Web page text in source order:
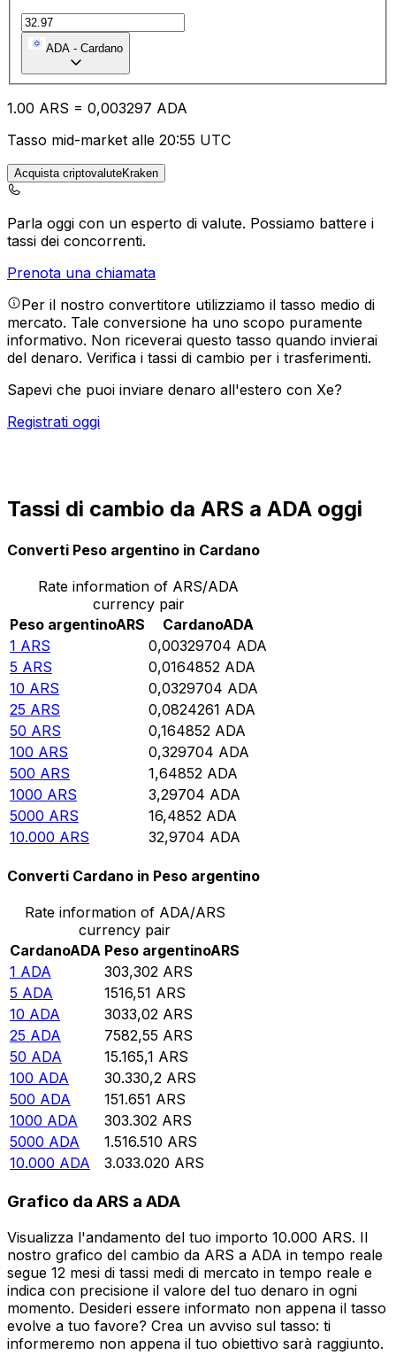
ADA - Cardano
1.00 ARS = 0,003297 ADA
Tasso mid-market alle 20:55 UTC
Acquista criptovaluteKraken
Parla oggi con un esperto di valute. Possiamo battere i
tassi dei concorrenti.
Prenota una chiamata
Per il nostro convertitore utilizziamo il tasso medio di
mercato. Tale conversione ha uno scopo puramente
informativo. Non riceverai questo tasso quando invierai
del denaro. Verifica i tassi di cambio per i trasferimenti.
Sapevi che puoi inviare denaro all'estero con Xe?
Registrati oggi
Tassi di cambio da ARS a ADA oggi
Converti Peso argentino in Cardano
Rate information of ARS/ADA
currency pair
Peso argentinoARS CardanoADA
1 ARS 0,00329704 ADA
5 ARS 0,0164852 ADA
10 ARS 0,0329704 ADA
25 ARS 0,0824261 ADA
50 ARS 0,164852 ADA
100 ARS 0,329704 ADA
500 ARS 1,64852 ADA
1000 ARS 3,29704 ADA
5000 ARS 16,4852 ADA
10.000 ARS 32,9704 ADA
Converti Cardano in Peso argentino
Rate information of ADA/ARS
currency pair
CardanoADA Peso argentinoARS
1 ADA 303,302 ARS
5 ADA 1516,51 ARS
10 ADA 3033,02 ARS
25 ADA 7582,55 ARS
50 ADA 15.165,1 ARS
100 ADA 30.330,2 ARS
500 ADA 151.651 ARS
1000 ADA 303.302 ARS
5000 ADA 1.516.510 ARS
10.000 ADA 3.033.020 ARS
Grafico da ARS a ADA
Visualizza l'andamento del tuo importo 10.000 ARS. Il
nostro grafico del cambio da ARS a ADA in tempo reale
segue 12 mesi di tassi medi di mercato in tempo reale e
indica con precisione il valore del tuo denaro in ogni
momento. Desideri essere informato non appena il tasso
evolve a tuo favore? Crea un avviso sul tasso: ti
informeremo non appena il tuo obiettivo sarà raggiunto.